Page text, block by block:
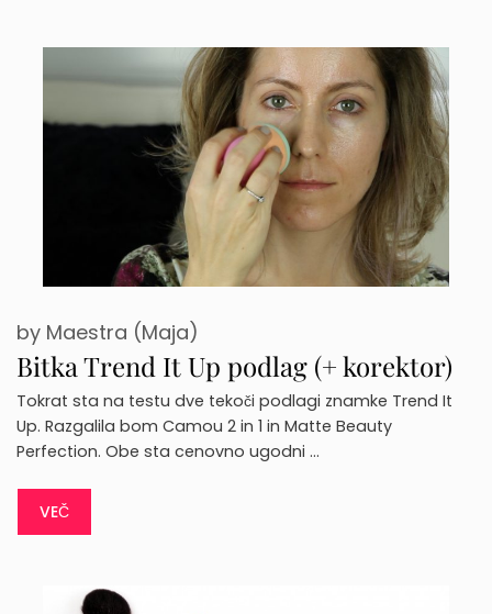
Bitka Trend It Up podlag (+ korektor)
by Maestra (Maja)
Tokrat sta na testu dve tekoči podlagi znamke Trend It
Up. Razgalila bom Camou 2 in 1 in Matte Beauty
Perfection. Obe sta cenovno ugodni …
VEČ